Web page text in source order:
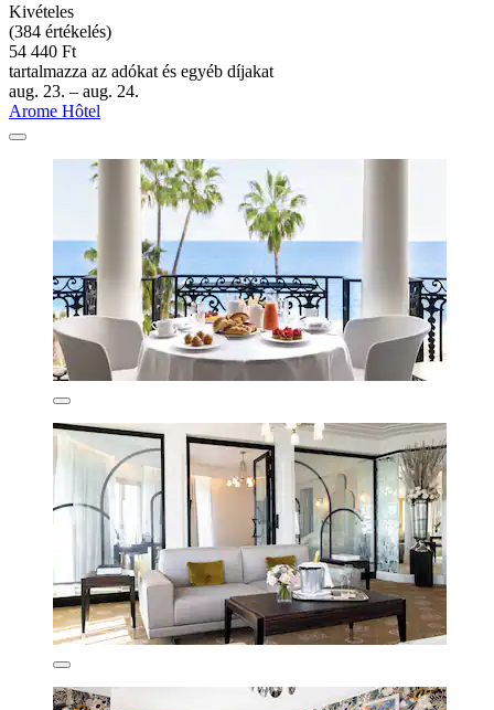
Kivételes
(384 értékelés)
54 440 Ft
tartalmazza az adókat és egyéb díjakat
aug. 23. – aug. 24.
Arome Hôtel